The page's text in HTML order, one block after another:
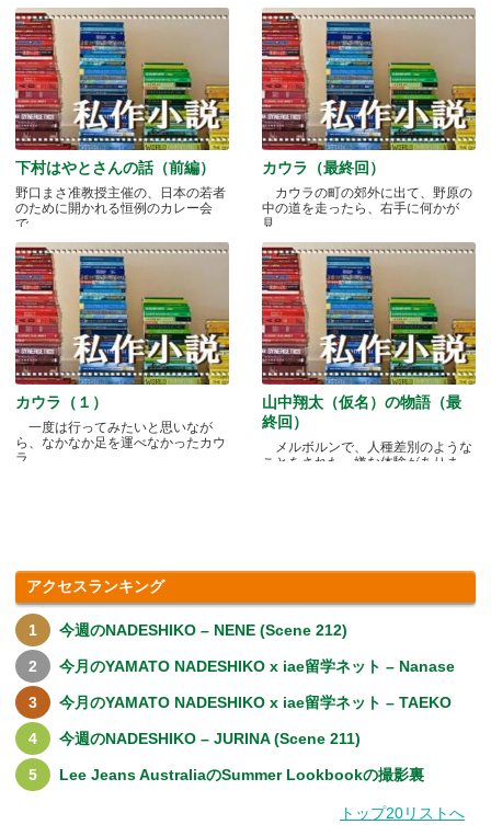
下村はやとさんの話（前編）
野口まさ准教授主催の、日本の若者
のために開かれる恒例のカレー会
で.....
カウラ（最終回）
カウラの町の郊外に出て、野原の
中の道を走ったら、右手に何かが
見.....
カウラ（１）
一度は行ってみたいと思いなが
ら、なかなか足を運べなかったカウ
ラ.....
山中翔太（仮名）の物語（最
終回）
メルボルンで、人種差別のような
ことをされた、嫌な体験がありま
アクセスランキング
今週のNADESHIKO – NENE (Scene 212)
今月のYAMATO NADESHIKO x iae留学ネット – Nanase
今月のYAMATO NADESHIKO x iae留学ネット – TAEKO
今週のNADESHIKO – JURINA (Scene 211)
Lee Jeans AustraliaのSummer Lookbookの撮影裏
トップ20リストへ